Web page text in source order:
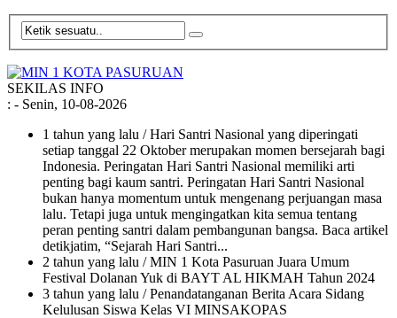
SEKILAS INFO
: - Senin, 10-08-2026
1 tahun yang lalu / Hari Santri Nasional yang diperingati
setiap tanggal 22 Oktober merupakan momen bersejarah bagi
Indonesia. Peringatan Hari Santri Nasional memiliki arti
penting bagi kaum santri. Peringatan Hari Santri Nasional
bukan hanya momentum untuk mengenang perjuangan masa
lalu. Tetapi juga untuk mengingatkan kita semua tentang
peran penting santri dalam pembangunan bangsa. Baca artikel
detikjatim, “Sejarah Hari Santri...
2 tahun yang lalu / MIN 1 Kota Pasuruan Juara Umum
Festival Dolanan Yuk di BAYT AL HIKMAH Tahun 2024
3 tahun yang lalu / Penandatanganan Berita Acara Sidang
Kelulusan Siswa Kelas VI MINSAKOPAS